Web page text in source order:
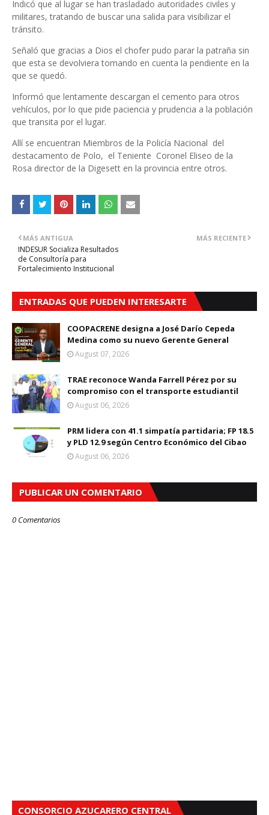
Indicó que al lugar se han trasladado autoridades civiles y
militares, tratando de buscar una salida para visibilizar el
tránsito.
Señaló que gracias a Dios el chofer pudo parar la patraña sin
que esta se devolviera tomando en cuenta la pendiente en la
que se quedó.
Informó que lentamente descargan el cemento para otros
vehículos, por lo que pide paciencia y prudencia a la población
que transita por el lugar.
Allí se encuentran Miembros de la Policía Nacional del
destacamento de Polo, el Teniente Coronel Eliseo de la
Rosa director de la Digesett en la provincia entre otros.
MÁS RECIENTE
MÁS ANTIGUA
INDESUR Socializa Resultados
de Consultoría para
Fortalecimiento Institucional
ENTRADAS QUE PUEDEN INTERESARTE
COOPACRENE designa a José Darío Cepeda
Medina como su nuevo Gerente General
August 07, 2026
TRAE reconoce Wanda Farrell Pérez por su
compromiso con el transporte estudiantil
August 06, 2026
PRM lidera con 41.1 simpatía partidaria; FP 18.5
y PLD 12.9 según Centro Económico del Cibao
August 06, 2026
PUBLICAR UN COMENTARIO
0 Comentarios
CONSORCIO AZUCARERO CENTRAL